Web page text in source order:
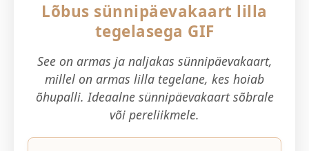
Lõbus sünnipäevakaart lilla
tegelasega GIF
See on armas ja naljakas sünnipäevakaart,
millel on armas lilla tegelane, kes hoiab
õhupalli. Ideaalne sünnipäevakaart sõbrale
või pereliikmele.